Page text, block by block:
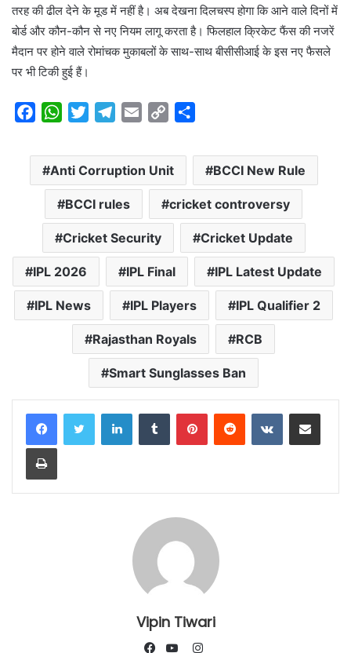
तरह की ढील देने के मूड में नहीं है। अब देखना दिलचस्प होगा कि आने वाले दिनों में
बोर्ड और कौन-कौन से नए नियम लागू करता है। फिलहाल क्रिकेट फैंस की नजरें
मैदान पर होने वाले रोमांचक मुकाबलों के साथ-साथ बीसीसीआई के इस नए फैसले
पर भी टिकी हुई हैं।
c
k
W
a
t
s
A
p
p
i
t
t
e
r
l
e
g
r
a
m
a
i
l
p
y
L
i
k
a
e
Anti Corruption Unit BCCI New Rule
BCCI rules cricket controversy
Cricket Security Cricket Update
IPL 2026 IPL Final IPL Latest Update
IPL News IPL Players IPL Qualifier 2
Rajasthan Royals RCB
Smart Sunglasses Ban
LinkedInTumblr PinterestReddit VKontakteShare via Email
Print
Vipin Tiwari
Instagram